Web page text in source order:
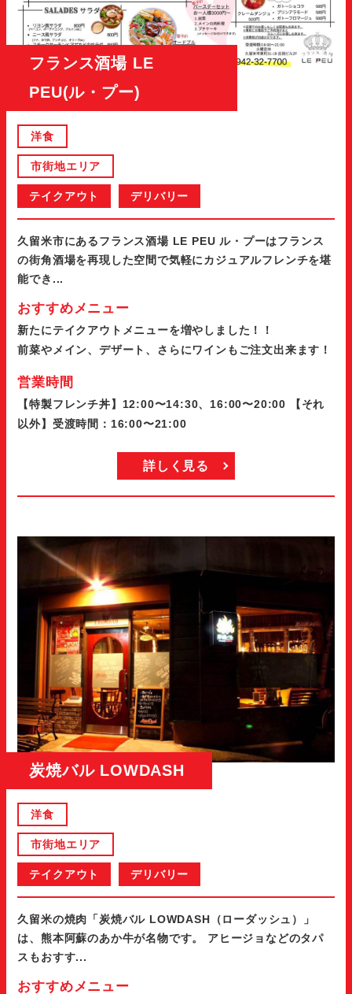
フランス酒場 LE
PEU(ル・プー)
洋食
市街地エリア
テイクアウト デリバリー
久留米市にあるフランス酒場 LE PEU ル・プーはフランス
の街角酒場を再現した空間で気軽にカジュアルフレンチを堪
能でき...
おすすめメニュー
新たにテイクアウトメニューを増やしました！！
前菜やメイン、デザート、さらにワインもご注文出来ます！
営業時間
【特製フレンチ丼】12:00〜14:30、16:00〜20:00 【それ
以外】受渡時間：16:00〜21:00
詳しく見る
炭焼バル LOWDASH
洋食
市街地エリア
テイクアウト デリバリー
久留米の焼肉「炭焼バル LOWDASH（ローダッシュ）」
は、熊本阿蘇のあか牛が名物です。 アヒージョなどのタパ
スもおすす...
おすすめメニュー